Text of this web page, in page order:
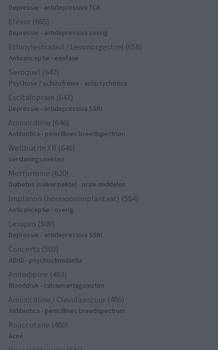
Depressie - antidepressiva TCA
Efexor (665)
Depressie - antidepressiva overig
Ethinylestradiol / Levonorgestrel (656)
Anticonceptie - eenfase
Seroquel (647)
Psychose / schizofrenie - antipsychotica
Escitalopram (647)
Depressie - antidepressiva SSRI
Amoxicilline (646)
Antibiotica - penicillines breedspectrum
Wellbutrin XR (646)
Verslavingsziekten
Metformine (620)
Diabetes (suikerziekte) - orale middelen
Implanon (hormoonimplantaat) (584)
Anticonceptie - overig
Lexapro (509)
Depressie - antidepressiva SSRI
Concerta (503)
ADHD - psychostimulantia
Amlodipine (493)
Bloeddruk - calciumantagonisten
Amoxicilline / Clavulaanzuur (486)
Antibiotica - penicillines breedspectrum
Roaccutane (480)
Acne